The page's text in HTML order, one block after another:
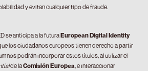
y evitan cualquier tipo de fraude.
se anticipa a la futuraEuropean Digital Identity
los ciudadanos europeos tienen derecho a partir
podrán incorporar estos títulos, al utilizar el
de laComisión Europea, e interaccionar